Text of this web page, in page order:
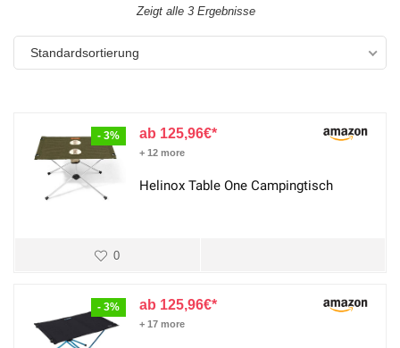
Zeigt alle 3 Ergebnisse
Standardsortierung
- 3% 125,96€
+ 12 more
Helinox Table One Campingtisch
0
- 3% 125,96€
+ 17 more